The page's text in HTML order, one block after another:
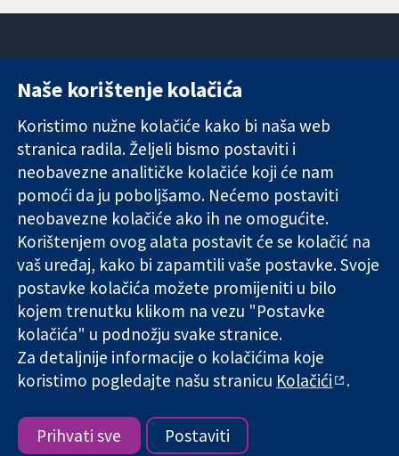
Pouzdani dokazi.
Utemeljeni
dokazi.
Bolje zdravlje.
11-13 Cavendish
London
W1G 0AN
Ujedinjeno
Kraljevstvo
Novosti
medije
O nama
Poslovi
Cochrane
Library
The Cochrane Collaboration is a charity (no. 1045921) and a
company limited by guarantee (no. 03044323) registered in
England & Wales. VAT registration number GB 718 2127 49.
Copyright © 2026 The Cochrane Collaboration
Politika kolačića|Postavke kolačića
Naše korištenje kolačića
Koristimo nužne kolačiće kako bi naša web
stranica radila. Željeli bismo postaviti i
neobavezne analitičke kolačiće koji će nam
pomoći da ju poboljšamo. Nećemo postaviti
neobavezne kolačiće ako ih ne omogućite.
Korištenjem ovog alata postavit će se kolačić na
vaš uređaj, kako bi zapamtili vaše postavke. Svoje
postavke kolačića možete promijeniti u bilo
kojem trenutku klikom na vezu "Postavke
kolačića" u podnožju svake stranice.
Za detaljnije informacije o kolačićima koje
koristimo pogledajte našu stranicu Kolačići .
Prihvati sve Postaviti